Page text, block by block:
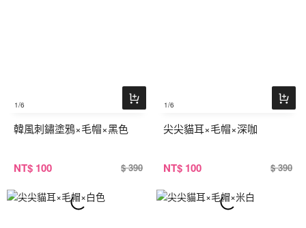
1/6
韓風刺鏽塗鴉×毛帽×黑色
NT$ 100 $ 390
1/6
尖尖貓耳×毛帽×深咖
NT$ 100 $ 390